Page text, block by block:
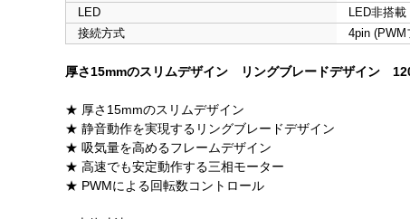
LED
LED非搭載
接続方式
4pin (PWM
厚さ15mmのスリムデザイン リングブレードデザイン
★ 厚さ15mmのスリムデザイン
★ 静音動作を実現するリングブレードデザイン
★ 吸気量を高めるフレームデザイン
★ 高速でも安定動作する三相モーター
★ PWMによる回転数コントロール